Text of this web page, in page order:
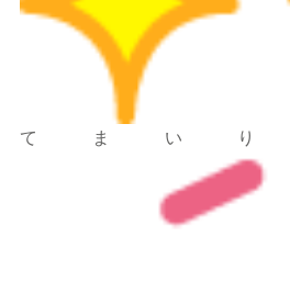
てまいり